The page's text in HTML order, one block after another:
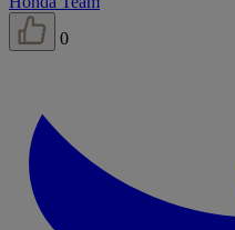
0